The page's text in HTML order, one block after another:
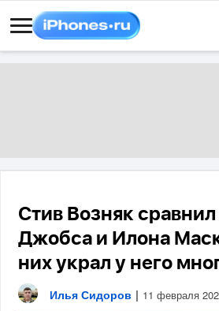
Стив Возняк
Джобса и Илона
них украл у него
Илья Сидоров | 11 февраля